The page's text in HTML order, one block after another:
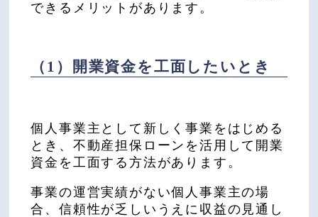
できるメリットがあります。
（1）開業資金を工面したいとき
個人事業主として新しく事業をはじめる
とき、不動産担保ローンを活用して開業
資金を工面する方法があります。
事業の運営実績がない個人事業主の場
合、信頼性が乏しいうえに収益の見通し